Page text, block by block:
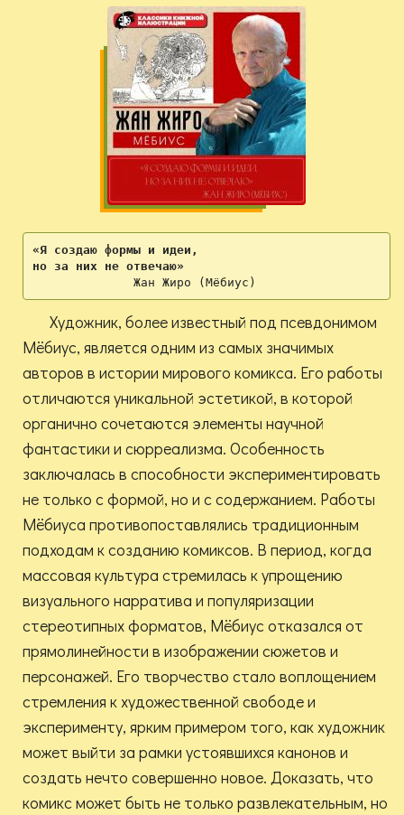
«Я создаю формы и идеи,
но за них не отвечаю»
              Жан Жиро (Мёбиус)
Художник, более известный под псевдонимом
Мёбиус, является одним из самых значимых
авторов в истории мирового комикса. Его работы
отличаются уникальной эстетикой, в которой
органично сочетаются элементы научной
фантастики и сюрреализма. Особенность
заключалась в способности экспериментировать
не только с формой, но и с содержанием. Работы
Мёбиуса противопоставлялись традиционным
подходам к созданию комиксов. В период, когда
массовая культура стремилась к упрощению
визуального нарратива и популяризации
стереотипных форматов, Мёбиус отказался от
прямолинейности в изображении сюжетов и
персонажей. Его творчество стало воплощением
стремления к художественной свободе и
эксперименту, ярким примером того, как художник
может выйти за рамки устоявшихся канонов и
создать нечто совершенно новое. Доказать, что
комикс может быть не только развлекательным, но